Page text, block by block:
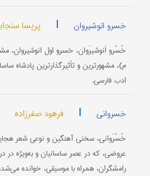
خسرو انوشیروان | پریسا
م)، مشهورترین و تأثیرگذارترین پادشاه
ادب فارسی.
خسروانی | فرهود صفرزاده
خُسْرَوانی، سخنی آهنگین و نوعی شعر
عروضی، که در عصر ساسانیان و به‌ویژه در
رامشگران، همراه با موسیقی، خوانده